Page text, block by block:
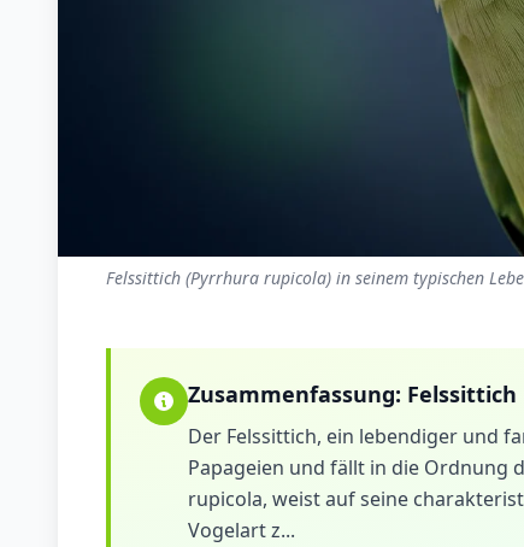
Felssittich (Pyrrhura rupicola) in seinem typischen
Zusammenfassung: Felssittich
Der Felssittich, ein lebendiger und
Papageien und fällt in die Ordnung
rupicola, weist auf seine
Vogelart z...